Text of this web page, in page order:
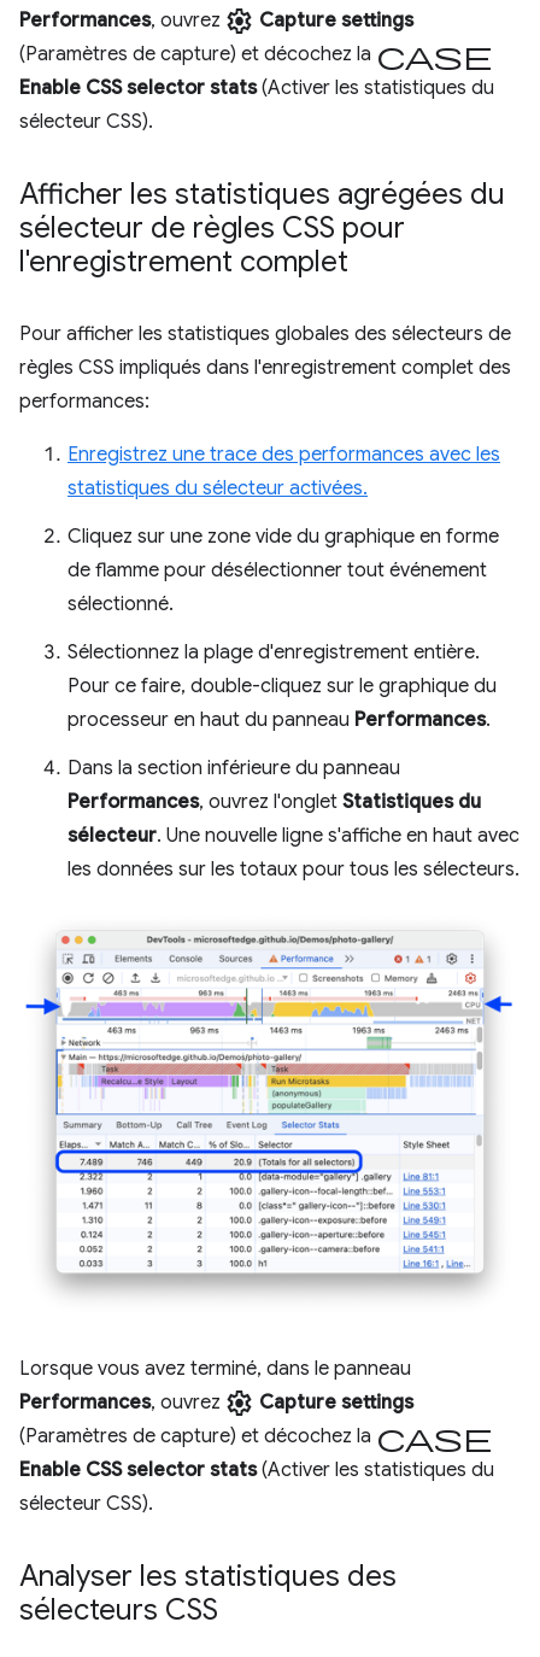
Performances, ouvrez settings Capture settings
(Paramètres de capture) et décochez la case
Enable CSS selector stats(Activer les statistiques du
sélecteur CSS).
Afficher les statistiques agrégées du
sélecteur de règles CSS pour
l'enregistrement complet
Pour afficher les statistiques globales des sélecteurs de
règles CSS impliqués dans l'enregistrement complet des
performances:
Enregistrez une trace des performances avec les
statistiques du sélecteur activées.
Cliquez sur une zone vide du graphique en forme
de flamme pour désélectionner tout événement
sélectionné.
Sélectionnez la plage d'enregistrement entière.
Pour ce faire, double-cliquez sur le graphique du
processeur en haut du panneau Performances.
Dans la section inférieure du panneau
Performances, ouvrez l'onglet Statistiques du
sélecteur. Une nouvelle ligne s'affiche en haut avec
les données sur les totaux pour tous les sélecteurs.
Lorsque vous avez terminé, dans le panneau
Performances, ouvrez settings Capture settings
(Paramètres de capture) et décochez la case
Enable CSS selector stats(Activer les statistiques du
sélecteur CSS).
Analyser les statistiques des
sélecteurs CSS